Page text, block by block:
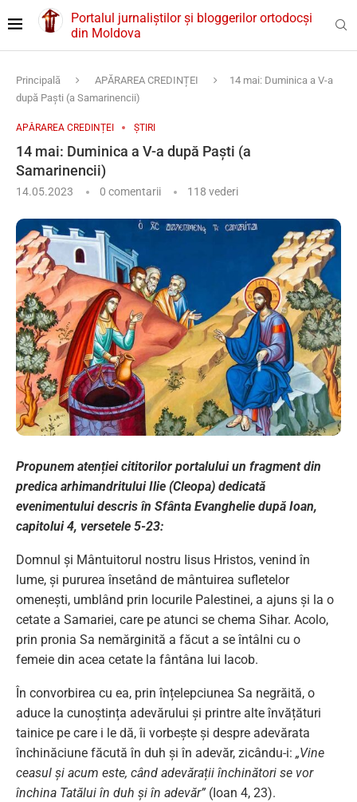
Portalul jurnaliștilor și bloggerilor ortodocși
din Moldova
Principală APĂRAREA CREDINȚEI
14 mai: Duminica a V-a
după Paşti (a Samarinencii)
APĂRAREA CREDINȚEI ȘTIRI
14 mai: Duminica a V-a după Paşti (a
Samarinencii)
14.05.2023 0 comentarii 118 vederi
Propunem atenției cititorilor portalului un fragment din
predica arhimandritului Ilie (Cleopa) dedicată
evenimentului descris în Sfânta Evanghelie după Ioan,
capitolui 4, versetele 5-23:
Domnul și Mântuitorul nostru Iisus Hristos, venind în
lume, și pururea însetând de mântuirea sufletelor
omenești, umblând prin locurile Palestinei, a ajuns și la o
cetate a Samariei, care pe atunci se chema Sihar. Acolo,
prin pronia Sa nemărginită a făcut a se întâlni cu o
femeie din acea cetate la fântâna lui Iacob.
În convorbirea cu ea, prin înțelepciunea Sa negrăită, o
aduce la cunoștința adevărului și printre alte învățături
tainice pe care i le dă, îi vorbește și despre adevărata
închinăciune făcută în duh și în adevăr, zicându-i: „Vine
ceasul și acum este, când adevărații închinători se vor
închina Tatălui în duh și în adevăr” (Ioan 4, 23).